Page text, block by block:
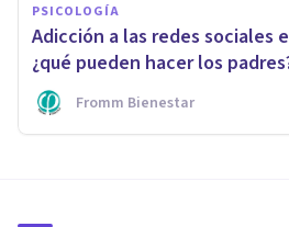
PSICOLOGÍA
Adicción a las redes sociales
¿qué pueden hacer los
Fromm Bienestar